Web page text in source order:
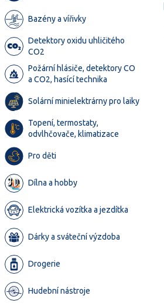
Bazény a vířivky
Detektory oxidu uhličitého
CO2
Požární hlásiče, detektory CO
a CO2, hasící technika
Solární minielektrárny pro laiky
Topení, termostaty,
odvlhčovače, klimatizace
Pro děti
Dílna a hobby
Elektrická vozítka a jezdítka
Dárky a sváteční výzdoba
Drogerie
Hudební nástroje